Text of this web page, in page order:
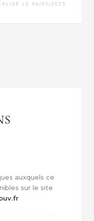
LE 04/03/2025
auxquels ce
sur le site